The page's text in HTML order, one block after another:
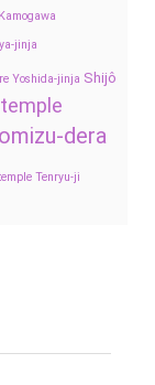
jinja
Yoshida-jinja Shijô
temple
dera
Tenryu-ji